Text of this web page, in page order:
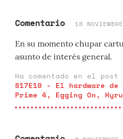
Comentario 18
En su momento chupar
asunto de interés general.
Ha comentado en el post
S17E10 - El hardware
Prime 4, Egging On,